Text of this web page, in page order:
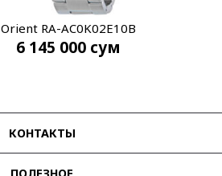
Orient RA-AC0K02E10B
6 145 000 сум
КОНТАКТЫ